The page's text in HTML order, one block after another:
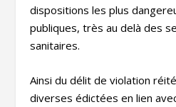
dispositions les plus
publiques, très au delà des
sanitaires.
Ainsi du délit de violation
diverses édictées en lien